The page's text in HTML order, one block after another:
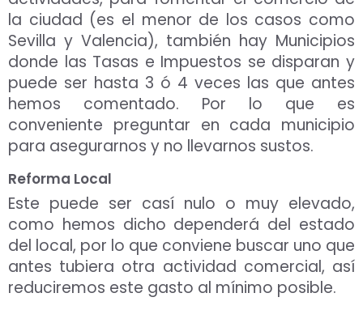
la ciudad (es el menor de los casos como
Sevilla y Valencia), también hay Municipios
donde las Tasas e Impuestos se disparan y
puede ser hasta 3 ó 4 veces las que antes
hemos comentado. Por lo que es
conveniente preguntar en cada municipio
para asegurarnos y no llevarnos sustos.
Reforma Local
Este puede ser casí nulo o muy elevado,
como hemos dicho dependerá del estado
del local, por lo que conviene buscar uno que
antes tubiera otra actividad comercial, así
reduciremos este gasto al mínimo posible.